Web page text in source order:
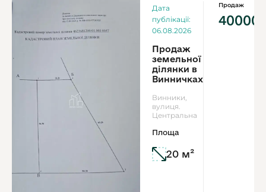
Дата
публікації:
06.08.2026
Продаж
земельної
ділянки в
Винничках
Винники,
вулиця.
Центральна
Площа
20 м²
Продаж